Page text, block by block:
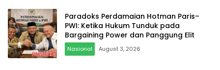
Paradoks Perdamaian Hotman Paris–
PWI: Ketika Hukum Tunduk pada
Bargaining Power dan Panggung Elit
Nasional August 3, 2026